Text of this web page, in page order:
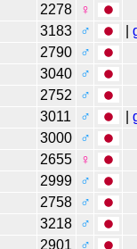
2278
♀
3183 ♂ |
2790
♂
3040
♂
2752
♂
3011 ♂ |
3000
♂
2655
♀
2999
♂
2758
♂
3218
♂
2901
♂